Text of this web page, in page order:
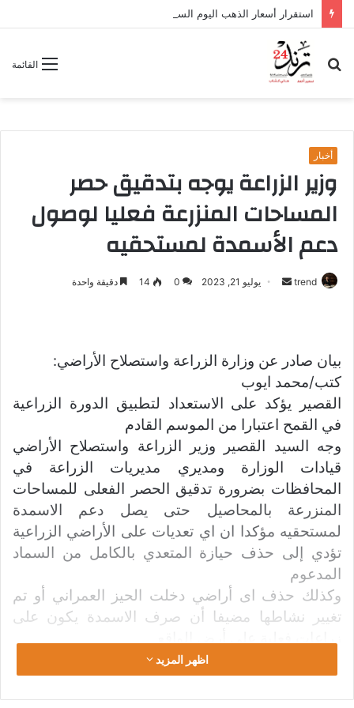
استقرار أسعار الذهب اليوم السبت.. وعيار 24 يسجل 6966 جنيهًا
القائمة
بحث
عن
أخبار
وزير الزراعة يوجه بتدقيق حصر
المساحات المنزرعة فعليا لوصول
دعم الأسمدة لمستحقيه
trend
د
إ
ل
ك
ا
يوليو 21, 2023 0
14 دقيقة واحدة
بيان صادر عن وزارة الزراعة واستصلاح الأراضي:
كتب/محمد ايوب
القصير يؤكد على الاستعداد لتطبيق الدورة الزراعية
في القمح اعتبارا من الموسم القادم
وجه السيد القصير وزير الزراعة واستصلاح الأراضي
قيادات الوزارة ومديري مديريات الزراعة في
المحافظات بضرورة تدقيق الحصر الفعلى للمساحات
المنزرعة بالمحاصيل حتى يصل دعم الاسمدة
لمستحقيه مؤكدا ان اي تعديات على الأراضي الزراعية
تؤدي إلى حذف حيازة المتعدي بالكامل من السماد
المدعوم
وكذلك حذف اى أراضي دخلت الحيز العمراني أو تم
تغيير نشاطها مضيفا أن صرف الاسمدة يكون على
موجها بتكثيف لجان التفتيش والمتابعة لمراجعه ذلك،
ومشيرا إلى أن أى تهاون سوف يتم محاسبة المقصرين
عنه مع تحمل المتسبب الفرق بين السماد المدعوم
اظهر المزيد